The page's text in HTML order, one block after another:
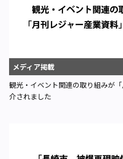
メディア掲載
観光・イベント関連の取り組みが
介されました